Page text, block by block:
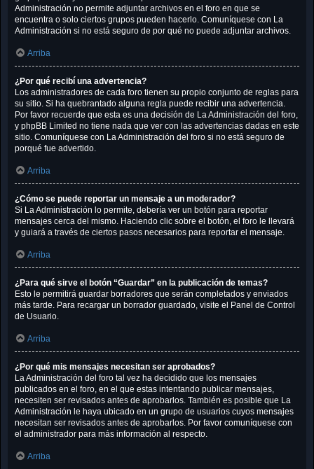
Administración no permite adjuntar archivos en el foro en que se
encuentra o solo ciertos grupos pueden hacerlo. Comuníquese con La
Administración si no está seguro de por qué no puede adjuntar archivos.
Arriba
¿Por qué recibí una advertencia?
Los administradores de cada foro tienen su propio conjunto de reglas para
su sitio. Si ha quebrantado alguna regla puede recibir una advertencia.
Por favor recuerde que esta es una decisión de La Administración del foro,
y phpBB Limited no tiene nada que ver con las advertencias dadas en este
sitio. Comuníquese con La Administración del foro si no está seguro de
porqué fue advertido.
Arriba
¿Cómo se puede reportar un mensaje a un moderador?
Si La Administración lo permite, debería ver un botón para reportar
mensajes cerca del mismo. Haciendo clic sobre el botón, el foro le llevará
y guiará a través de ciertos pasos necesarios para reportar el mensaje.
Arriba
¿Para qué sirve el botón “Guardar” en la publicación de temas?
Esto le permitirá guardar borradores que serán completados y enviados
más tarde. Para recargar un borrador guardado, visite el Panel de Control
de Usuario.
Arriba
¿Por qué mis mensajes necesitan ser aprobados?
La Administración del foro tal vez ha decidido que los mensajes
publicados en el foro, en el que estas intentando publicar mensajes,
necesiten ser revisados antes de aprobarlos. También es posible que La
Administración le haya ubicado en un grupo de usuarios cuyos mensajes
necesitan ser revisados antes de aprobarlos. Por favor comuníquese con
el administrador para más información al respecto.
Arriba